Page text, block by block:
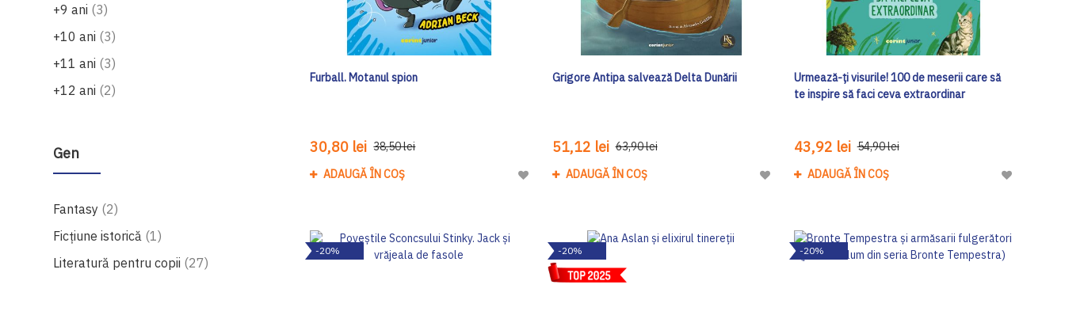
+9 ani 3produse
+10 ani 3produse
+11 ani 3produse
+12 ani 2produse
Gen
Fantasy 2produse
Ficțiune istorică 1produs
Literatură pentru copii 27produse
Furball. Motanul spion
30,80 lei 38,50 lei
ADAUGĂ ÎN COȘ
Adaugă
Dorinte
Grigore Antipa salvează Delta Dunării
51,12 lei 63,90 lei
ADAUGĂ ÎN COȘ
Adaugă
Dorinte
Urmează-ți visurile! 100 de meserii care să
te inspire să faci ceva extraordinar
43,92 lei 54,90 lei
ADAUGĂ ÎN COȘ
Adaugă
de
Dorinte
-20% -20% -20%